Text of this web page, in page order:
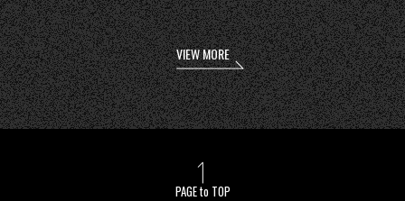
VIEW MORE
PAGE to TOP